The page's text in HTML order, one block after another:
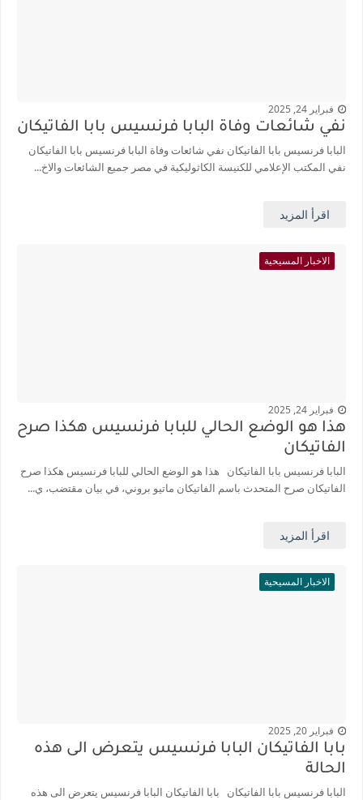
فبراير 24, 2025
نفي شائعات وفاة البابا فرنسيس بابا الفاتيكان
البابا فرنسيس بابا الفاتيكان نفي شائعات وفاة البابا فرنسيس بابا الفاتيكان
نفي المكتب الإعلامي للكنيسة الكاثوليكية في مصر جميع الشائعات والاخ...
اقرأ المزيد
الاخبار المسيحية
فبراير 24, 2025
هذا هو الوضع الحالي للبابا فرنسيس هكذا صرح
الفاتيكان
البابا فرنسيس بابا الفاتيكان هذا هو الوضع الحالي للبابا فرنسيس هكذا صرح
الفاتيكان صرح المتحدث باسم الفاتيكان ماتيو بروني، في بيان مقتضب، ي...
اقرأ المزيد
الاخبار المسيحية
فبراير 20, 2025
بابا الفاتيكان البابا فرنسيس يتعرض الى هذه
الحالة
البابا فرنسيس بابا الفاتيكان بابا الفاتيكان البابا فرنسيس يتعرض الى هذه